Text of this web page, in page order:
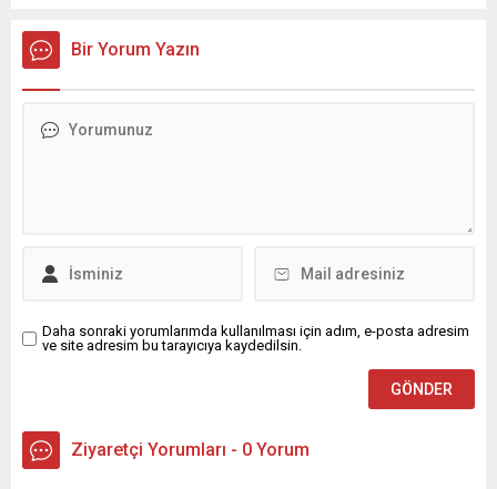
üzerine çıkarak yaz değerlerine ulaşacak. Ayrıca...
Bir Yorum Yazın
Daha sonraki yorumlarımda kullanılması için adım, e-posta adresim
ve site adresim bu tarayıcıya kaydedilsin.
Ziyaretçi Yorumları - 0 Yorum